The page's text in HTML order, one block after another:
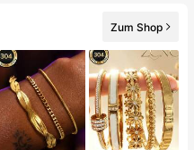
Zum Shop